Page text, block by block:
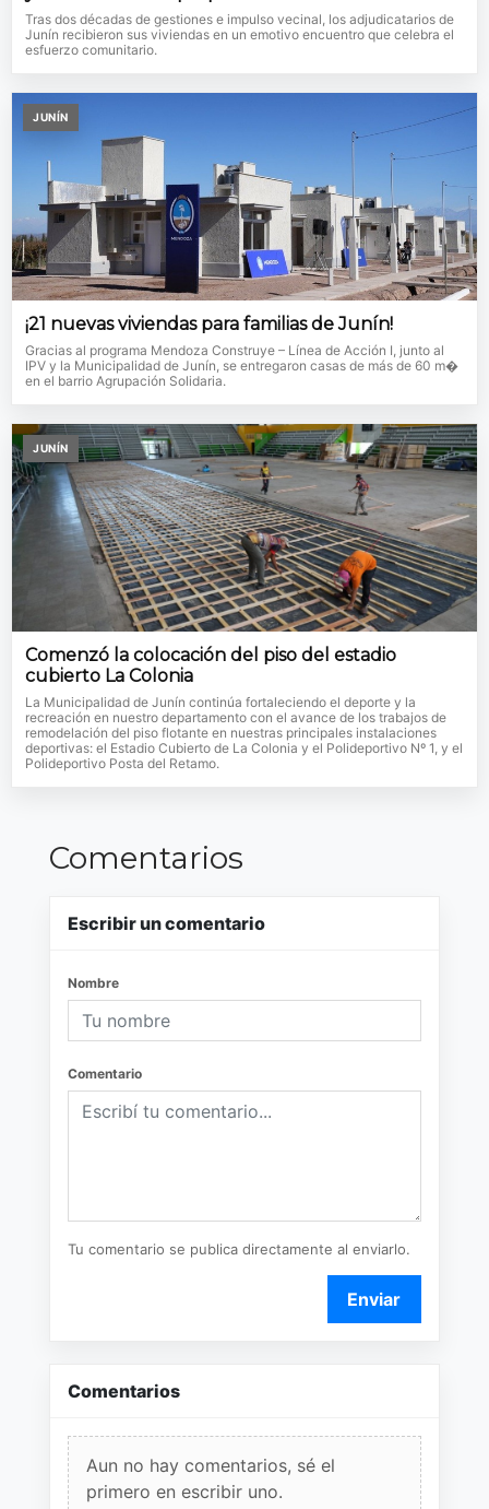
Tras dos décadas de gestiones e impulso vecinal, los adjudicatarios de
Junín recibieron sus viviendas en un emotivo encuentro que celebra el
esfuerzo comunitario.
JUNÍN
¡21 nuevas viviendas para familias de Junín!
Gracias al programa Mendoza Construye – Línea de Acción I, junto al
IPV y la Municipalidad de Junín, se entregaron casas de más de 60 m�
en el barrio Agrupación Solidaria.
JUNÍN
Comenzó la colocación del piso del estadio
cubierto La Colonia
La Municipalidad de Junín continúa fortaleciendo el deporte y la
recreación en nuestro departamento con el avance de los trabajos de
remodelación del piso flotante en nuestras principales instalaciones
deportivas: el Estadio Cubierto de La Colonia y el Polideportivo Nº 1, y el
Polideportivo Posta del Retamo.
Comentarios
Escribir un comentario
Nombre
Comentario
Tu comentario se publica directamente al enviarlo.
Enviar
Comentarios
Aun no hay comentarios, sé el
primero en escribir uno.